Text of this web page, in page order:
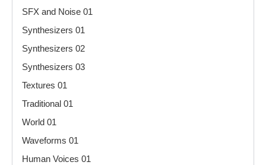
SFX and Noise 01
Synthesizers 01
Synthesizers 02
Synthesizers 03
Textures 01
Traditional 01
World 01
Waveforms 01
Human Voices 01